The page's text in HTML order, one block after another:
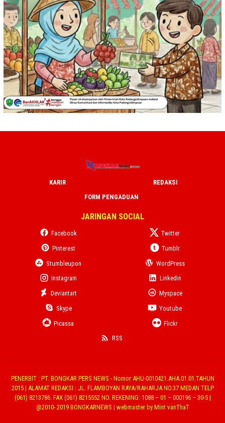
KARIR
REDAKSI
FORM PENGADUAN
JARINGAN SOCIAL
Facebook
Twitter
Pinterest
Tumblr
Stumbleupon
WordPress
Instagram
Linkedin
Deviantart
Myspace
Skype
Youtube
Picassa
Flickr
RSS
PENERBIT : PT. BONGKAR PERS NEWS - Nomor AHU-0010421.AHA.01.01.TAHUN
2015 | ALAMAT REDAKSI : JL. FLAMBOYAN RAYA/RAHARJA NO.37 MEDAN TELP
(061) 8213786. FAX (061) 8215552 NO. REKENING: 1088 – 01 – 000196 – 30-5 |
@2010- 2019 BONGKARNEWS | webmaster by Mint vanThaT